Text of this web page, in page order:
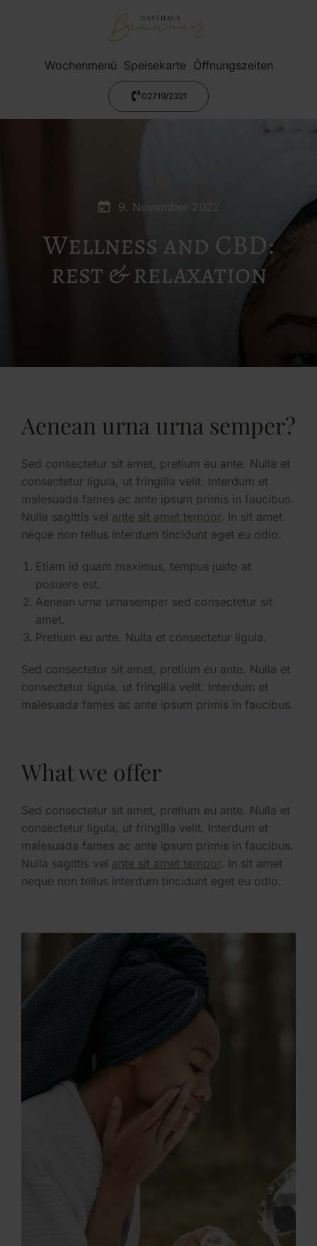
Wochenmenü Speisekarte Öffnungszeiten
02719/2321
9. November 2022
Wellness and CBD:
rest & relaxation
Aenean urna urna semper?
Sed consectetur sit amet, pretium eu ante. Nulla et
consectetur ligula, ut fringilla velit. Interdum et
malesuada fames ac ante ipsum primis in faucibus.
Nulla sagittis vel ante sit amet tempor. In sit amet
neque non tellus interdum tincidunt eget eu odio.
Etiam id quam maximus, tempus justo at
posuere est.
Aenean urna urnasemper sed consectetur sit
amet.
Pretium eu ante. Nulla et consectetur ligula.
Sed consectetur sit amet, pretium eu ante. Nulla et
consectetur ligula, ut fringilla velit. Interdum et
malesuada fames ac ante ipsum primis in faucibus.
What we offer
Sed consectetur sit amet, pretium eu ante. Nulla et
consectetur ligula, ut fringilla velit. Interdum et
malesuada fames ac ante ipsum primis in faucibus.
Nulla sagittis vel ante sit amet tempor. In sit amet
neque non tellus interdum tincidunt eget eu odio.